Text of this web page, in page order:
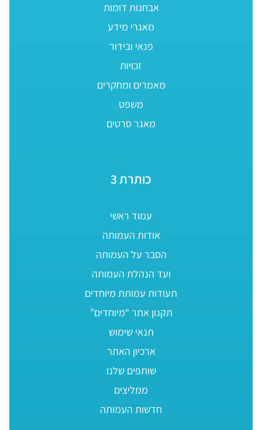
אבחנות דומות
מאגרי מידע
פנאי ובידור
זכויות
מאמרים ומחקרים
משפט
מאגר סרטים
כותרת 3
עמוד ראשי
אודות העמותה
הסבר על העמותה
ועד הנהלת העמותה
תעודות עמותת מיוחדים
תקנון אתר “מיוחדים”
תנאי שימוש
ארכיון האתר
שותפים שלנו
ממליצים
חדשות העמותה